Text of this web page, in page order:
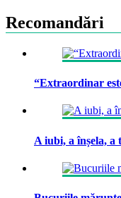
Recomandări
“Extraordinar
A iubi, a înșela,